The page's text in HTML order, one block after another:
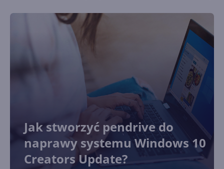
Jak stworzyć pendrive do
naprawy systemu Windows 10
Creators Update?